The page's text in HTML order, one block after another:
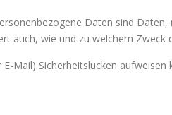
Daten sind
auch, wie und zu welchem Zweck
Sicherheitslücken